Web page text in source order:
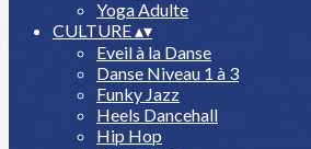
Yoga Adulte
CULTURE▴▾
Eveil à la Danse
Danse Niveau 1 à 3
Funky Jazz
Heels Dancehall
Hip Hop